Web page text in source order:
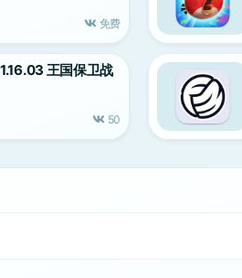
免费
王国保卫战
50